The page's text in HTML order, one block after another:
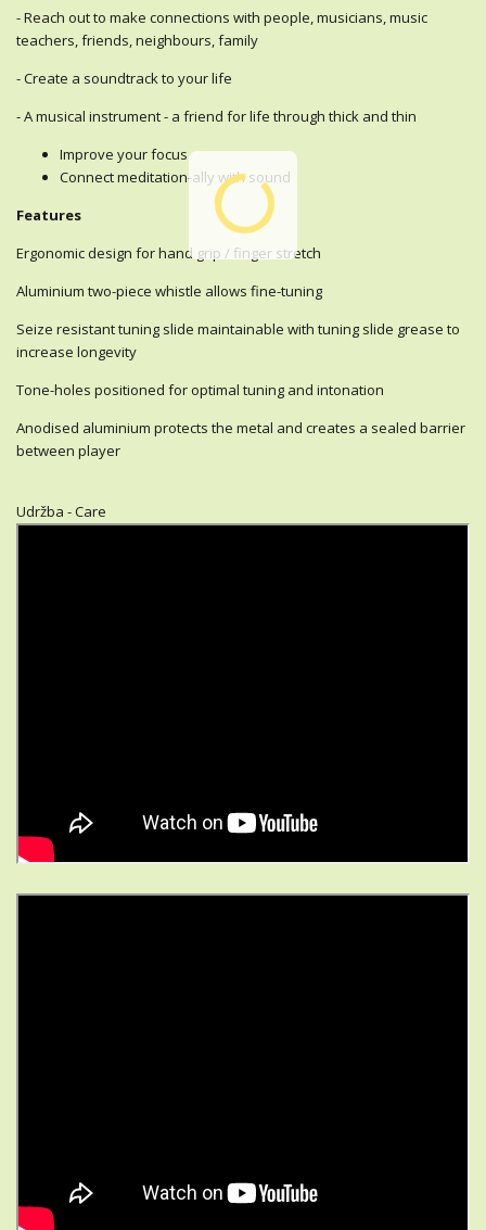
- Reach out to make connections with people, musicians, music
teachers, friends, neighbours, family
- Create a soundtrack to your life
- A musical instrument - a friend for life through thick and thin
Improve your focus
Connect meditation-ally with sound
Features
Ergonomic design for hand grip / finger stretch
Aluminium two-piece whistle allows fine-tuning
Seize resistant tuning slide maintainable with tuning slide grease to
increase longevity
Tone-holes positioned for optimal tuning and intonation
Anodised aluminium protects the metal and creates a sealed barrier
between player
Udržba - Care